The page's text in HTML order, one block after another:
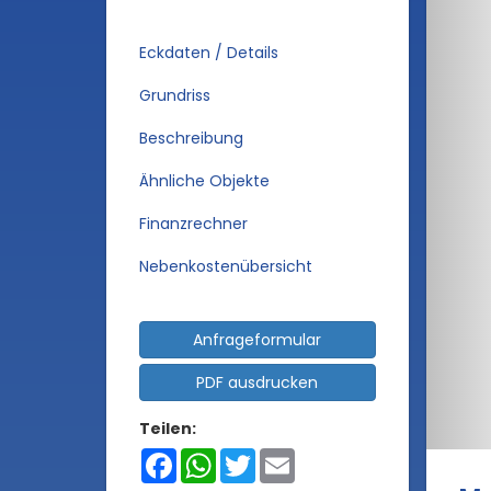
Eckdaten / Details
Grundriss
Beschreibung
Ähnliche Objekte
Finanzrechner
Nebenkostenübersicht
Anfrageformular
PDF ausdrucken
Teilen:
FacebookWhatsApp
Twitter